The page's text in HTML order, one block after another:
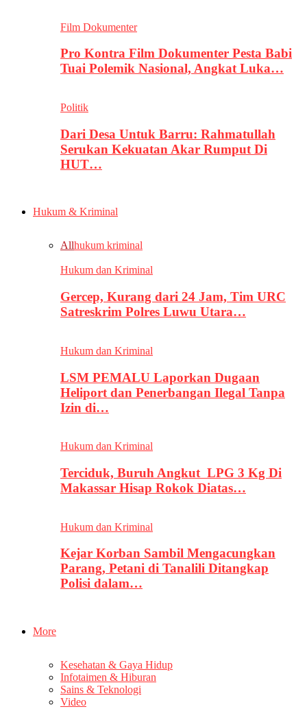
Film Dokumenter
Pro Kontra Film Dokumenter Pesta Babi
Tuai Polemik Nasional, Angkat Luka…
Politik
Dari Desa Untuk Barru: Rahmatullah
Serukan Kekuatan Akar Rumput Di
HUT…
Hukum & Kriminal
Allhukum kriminal
Hukum dan Kriminal
Gercep, Kurang dari 24 Jam, Tim URC
Satreskrim Polres Luwu Utara…
Hukum dan Kriminal
LSM PEMALU Laporkan Dugaan
Heliport dan Penerbangan Ilegal Tanpa
Izin di…
Hukum dan Kriminal
Terciduk, Buruh Angkut LPG 3 Kg Di
Makassar Hisap Rokok Diatas…
Hukum dan Kriminal
Kejar Korban Sambil Mengacungkan
Parang, Petani di Tanalili Ditangkap
Polisi dalam…
More
Kesehatan & Gaya Hidup
Infotaimen & Hiburan
Sains & Teknologi
Video